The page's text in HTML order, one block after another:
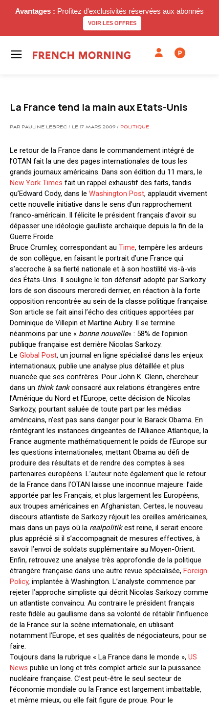
Avantages : Profitez d'exclusivités réservées aux abonnés
VOIR LES OFFRES
P
La France tend la main aux Etats-Unis
PAR PAULINE LEBREC / LE 17 MARS 2009 / POLITIQUE
Le retour de la France dans le commandement intégré de
l’OTAN fait la une des pages internationales de tous les
grands journaux américains. Dans son édition du 11 mars, le
New York Times fait un rappel exhaustif des faits, tandis
qu’Edward Cody, dans le Washington Post, applaudit vivement
cette nouvelle initiative dans le sens d’un rapprochement
franco-américain. Il félicite le président français d’avoir su
dépasser une idéologie gaulliste archaïque depuis la fin de la
Guerre Froide.
Bruce Crumley, correspondant au Time, tempère les ardeurs
de son collègue, en faisant le portrait d’une France qui
s’accroche à sa fierté nationale et à son hostilité vis-à-vis
des États-Unis. Il souligne le ton défensif adopté par Sarkozy
lors de son discours mercredi dernier, en réaction à la forte
opposition rencontrée au sein de la classe politique française.
Son article se fait ainsi l’écho des critiques apportées par
Dominique de Villepin et Martine Aubry. Il se termine
néanmoins par une « bonne nouvelle« : 58% de l’opinion
publique française est derrière Nicolas Sarkozy.
Le Global Post, un journal en ligne spécialisé dans les enjeux
internationaux, publie une analyse plus détaillée et plus
nuancée que ses confrères. Pour John K. Glenn, chercheur
dans un think tankconsacré aux relations étrangères entre
l’Amérique du Nord et l’Europe, cette décision de Nicolas
Sarkozy, pourtant saluée de toute part par les médias
américains, n’est pas sans danger pour le Barack Obama. En
réintégrant les instances dirigeantes de l’Alliance Atlantique, la
France augmente mathématiquement le poids de l’Europe sur
les questions internationales, mettant Obama au défi de
produire des résultats et de rendre des comptes à ses
partenaires européens. L’auteur note également que le retour
de la France dans l’OTAN laisse une inconnue majeure: l’aide
apportée par les Français, et plus largement les Européens,
aux troupes américaines en Afghanistan. Certes, le nouveau
discours atlantiste de Sarkozy réjouit les oreilles américaines,
mais dans un pays où la realpolitikest reine, il serait encore
plus apprécié si il s’accompagnait de mesures effectives, à
savoir l’envoi de soldats supplémentaire au Moyen-Orient.
Enfin, retrouvez une analyse très approfondie de la politique
étrangère française dans une autre revue spécialisée, Foreign
Policy, implantée à Washington. L’analyste commence par
rejeter l’approche simpliste qui décrit Nicolas Sarkozy comme
un atlantiste convaincu. Au contraire le président français
reste fidèle au gaullisme dans sa volonté de rétablir l’influence
de la France sur la scène internationale, en utilisant
notamment l’Europe, et ses qualités de négociateurs, pour se
faire.
Toujours dans la rubrique « La France dans le monde », US
News publie un long et très complet article sur la puissance
nucléaire française. C’est peut-être le seul secteur de
l’économie mondiale ou la France est largement imbattable,
et même mieux, ou elle fait figure de proue. Pour le